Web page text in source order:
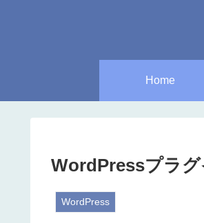
Home
WordPressプラグ
WordPress